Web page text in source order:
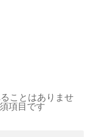
ことはありませ
項目です